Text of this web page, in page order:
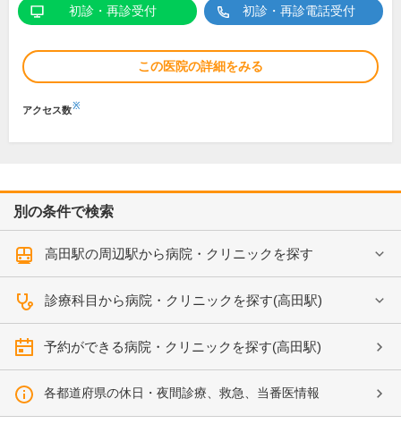
初診・再診受付 初診・再診電話受付
この医院の詳細をみる
アクセス数※
別の条件で検索
高田駅の周辺駅から病院・クリニックを探す
診療科目から病院・クリニックを探す(高田駅)
予約ができる病院・クリニックを探す(高田駅)
各都道府県の休日・夜間診療、救急、当番医情報